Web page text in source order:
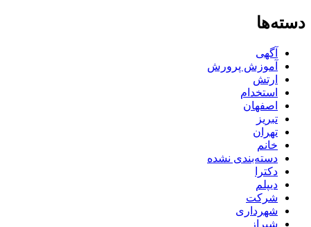
دسته‌ها
آگهی
آموزش پرورش
ارتش
استخدام
اصفهان
تبریز
تهران
خانم
دسته‌بندی نشده
دکترا
دیپلم
شرکت
شهرداری
شیراز